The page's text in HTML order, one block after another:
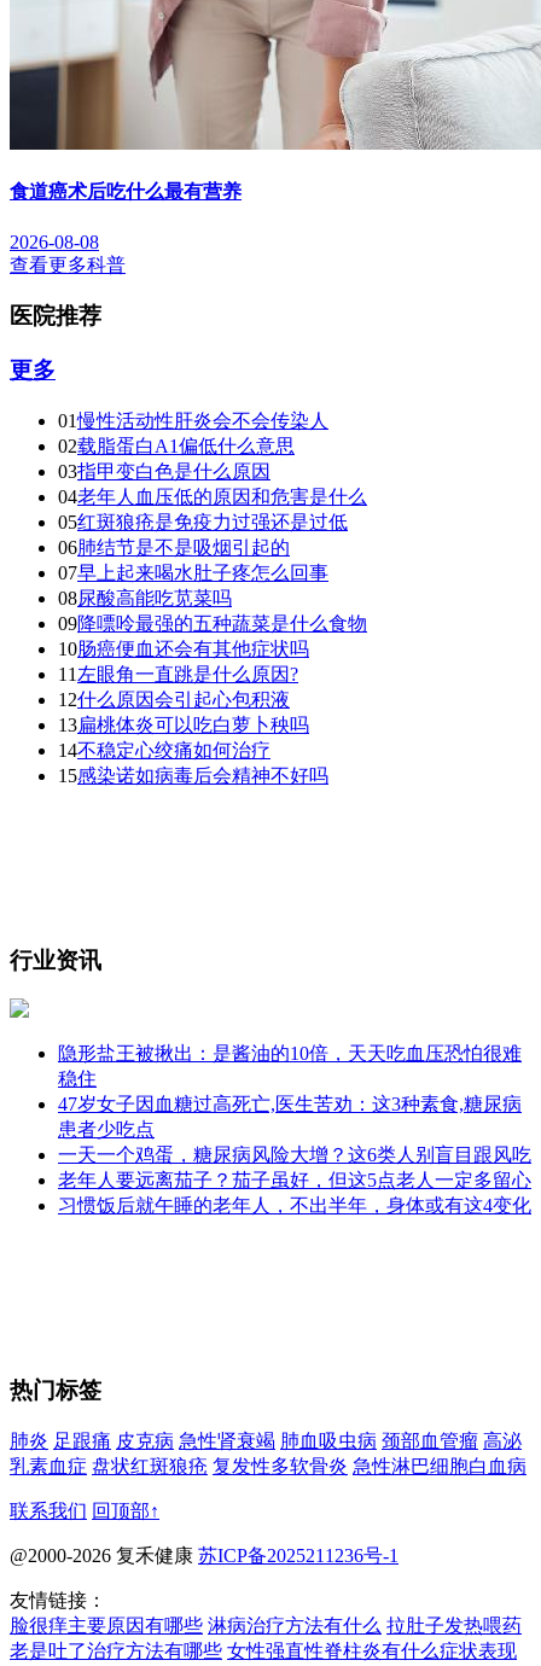
食道癌术后吃什么最有营养
2026-08-08
查看更多科普
医院推荐
更多
01慢性活动性肝炎会不会传染人
02载脂蛋白A1偏低什么意思
03指甲变白色是什么原因
04老年人血压低的原因和危害是什么
05红斑狼疮是免疫力过强还是过低
06肺结节是不是吸烟引起的
07早上起来喝水肚子疼怎么回事
08尿酸高能吃苋菜吗
09降嘌呤最强的五种蔬菜是什么食物
10肠癌便血还会有其他症状吗
11 左眼角一直跳是什么原因?
12什么原因会引起心包积液
13扁桃体炎可以吃白萝卜秧吗
14不稳定心绞痛如何治疗
15感染诺如病毒后会精神不好吗
行业资讯
隐形盐王被揪出：是酱油的10倍，天天吃血压恐怕很难
稳住
47岁女子因血糖过高死亡,医生苦劝：这3种素食,糖尿病
患者少吃点
一天一个鸡蛋，糖尿病风险大增？这6类人别盲目跟风吃
老年人要远离茄子？茄子虽好，但这5点老人一定多留心
习惯饭后就午睡的老年人，不出半年，身体或有这4变化
热门标签
肺炎 足跟痛 皮克病 急性肾衰竭 肺血吸虫病 颈部血管瘤 高泌
乳素血症 盘状红斑狼疮 复发性多软骨炎 急性淋巴细胞白血病
联系我们 回顶部↑
@2000-2026 复禾健康 苏ICP备2025211236号-1
友情链接：
脸很痒主要原因有哪些 淋病治疗方法有什么 拉肚子发热喂药
老是吐了治疗方法有哪些 女性强直性脊柱炎有什么症状表现